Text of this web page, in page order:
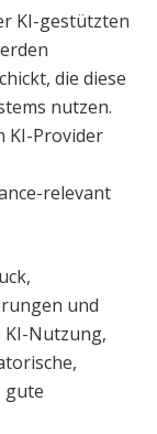
KI-gestützten
die diese
nutzen.
KI-Provider
relevant
und
Nutzung,
gute